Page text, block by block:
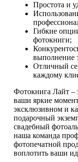
Простота и
Гибкие
фотокниги;
выполнение
Отличный
каждому
Фотокнига Лайт –
ваши яркие
эксклюзивном и
подарочный
свадебный
наша команда
фотопечатной
воплотить ваши